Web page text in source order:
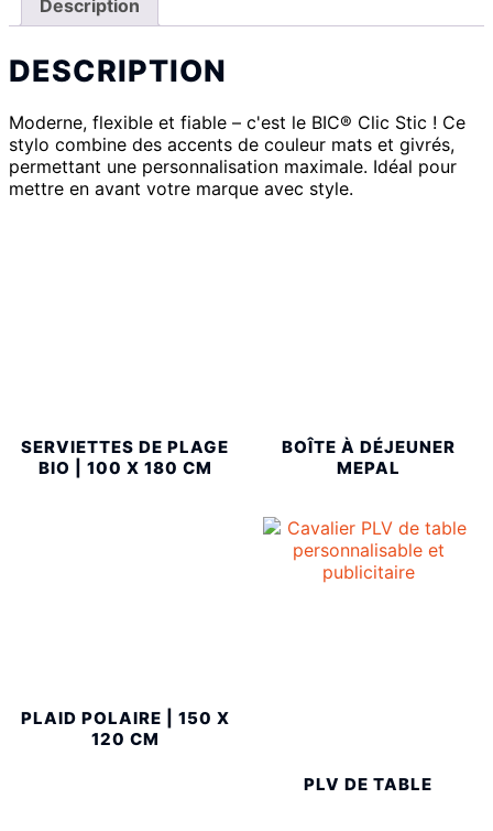
Description
DESCRIPTION
Moderne, flexible et fiable – c'est le BIC® Clic Stic ! Ce
stylo combine des accents de couleur mats et givrés,
permettant une personnalisation maximale. Idéal pour
mettre en avant votre marque avec style.
SERVIETTES DE PLAGE
BIO | 100 X 180 CM
BOÎTE À DÉJEUNER
MEPAL
PLAID POLAIRE | 150 X
120 CM
PLV DE TABLE